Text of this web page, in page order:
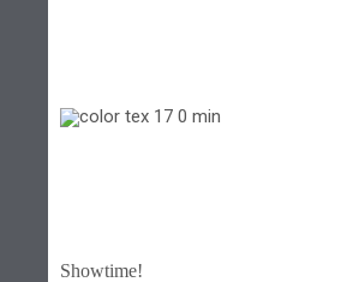
Showtime!